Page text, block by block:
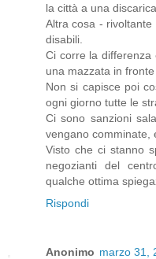
la città a una discarica.
Altra cosa -
disabili.
Ci corre la
una mazzata in
Non si capisce poi
ogni giorno tutte le
Ci sono sanzioni
vengano comminate,
Visto che ci stanno
negozianti del
qualche ottima
Rispondi
Anonimo marzo 31,